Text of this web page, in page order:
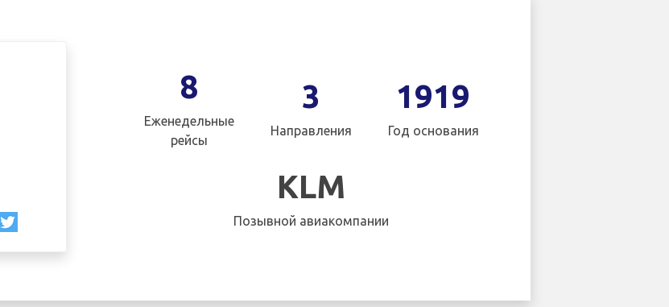
8
Еженедельные
рейсы
3
Направления
1919
Год основания
KLM
Позывной авиакомпании